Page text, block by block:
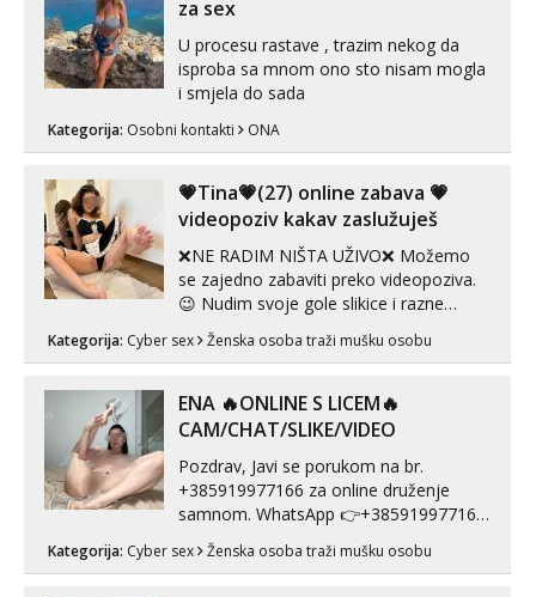
za sex
U procesu rastave , trazim nekog da
isproba sa mnom ono sto nisam mogla
i smjela do sada
Kategorija: Osobni kontakti ONA
💗Tina💗(27) online zabava 💗
videopoziv kakav zaslužuješ
❌NE RADIM NIŠTA UŽIVO❌ Možemo
se zajedno zabaviti preko videopoziva.
😉 Nudim svoje gole slikice i razne
videouradke. 🤩 Za online zabavu pošalji
poruku na Whatsapp, Telegram ili Viber.
autentičnosti možeš me vidjeti na
videopozivu. 😉 S vama sam vec 5 ...
Kategorija: Cyber sex Ženska osoba traži mušku osobu
ENA 🔥ONLINE S LICEM🔥
CAM/CHAT/SLIKE/VIDEO
Pozdrav, Javi se porukom na br.
+385919977166 za online druženje
samnom. WhatsApp 👉+385919977166
Telegram 👉@enafriedrichkis Radim
videopozive s licem, solo i s partnerom,
Kategorija: Cyber sex Ženska osoba traži mušku osobu